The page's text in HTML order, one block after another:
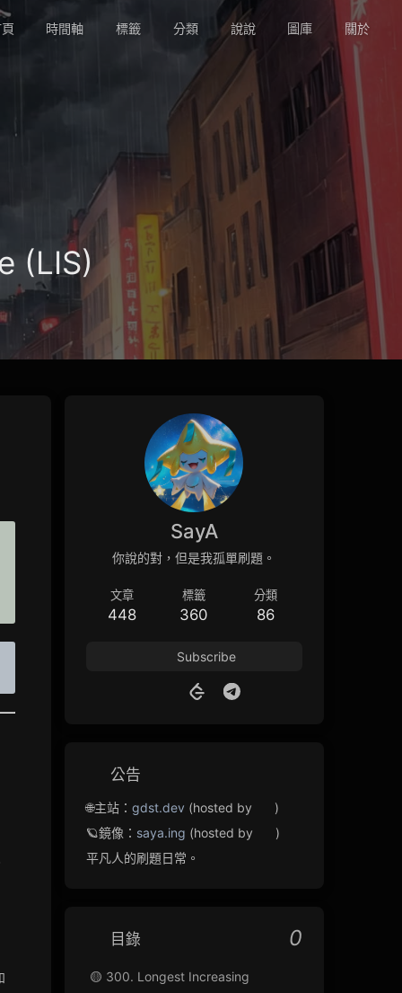
時間軸 標籤 分類 說說 圖庫 關於
(LIS)
SayA
你說的對，但是我孤單刷題。
文章
448
標籤
360
分類
86
Subscribe
公告
🌐主站： gdst.dev (hosted by
)
🪐鏡像： saya.ing (hosted by
)
平凡人的刷題日常。
目錄 0
🟡 300. Longest Increasing